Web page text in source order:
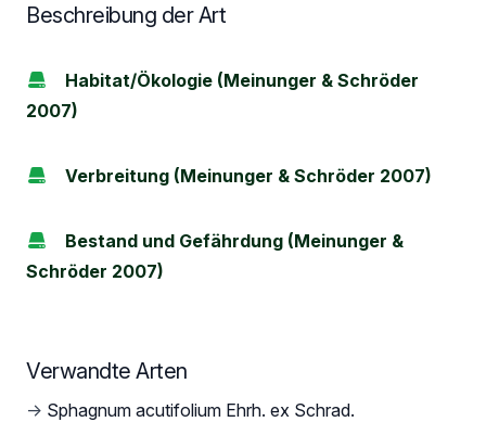
Beschreibung der Art
Habitat/Ökologie (Meinunger & Schröder
2007)
Verbreitung (Meinunger & Schröder 2007)
Bestand und Gefährdung (Meinunger &
Schröder 2007)
Verwandte Arten
→ Sphagnum acutifolium Ehrh. ex Schrad.